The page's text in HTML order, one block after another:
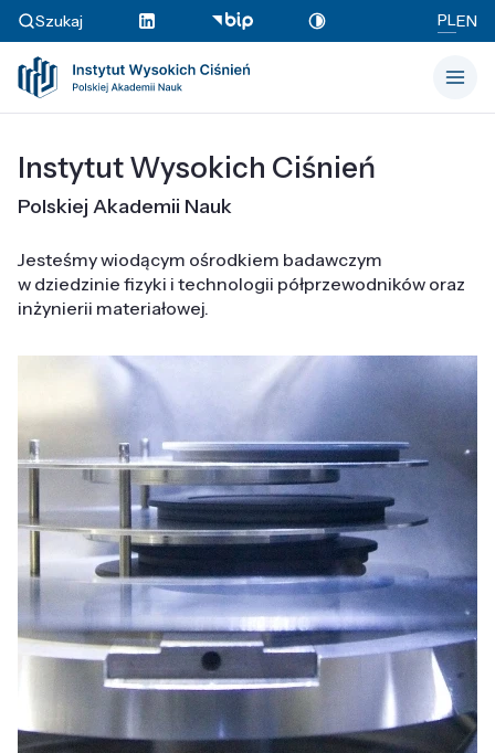
Szukaj PLEN
Instytut Wysokich Ciśnień
Polskiej Akademii Nauk
Jesteśmy wiodącym ośrodkiem badawczym
w dziedzinie fizyki i technologii półprzewodników oraz
inżynierii materiałowej.